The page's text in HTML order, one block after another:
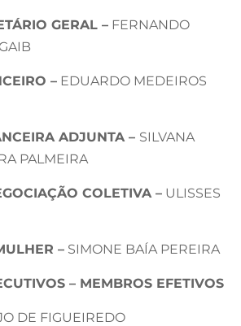
GERAL – FERNANDO
– EDUARDO MEDEIROS
ADJUNTA – SILVANA
PALMEIRA
COLETIVA – ULISSES
– SIMONE BAÍA PEREIRA
– MEMBROS EFETIVOS
DE FIGUEIREDO